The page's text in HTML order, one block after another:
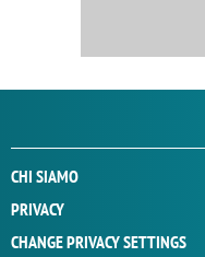
CHI SIAMO
PRIVACY
CHANGE PRIVACY SETTINGS